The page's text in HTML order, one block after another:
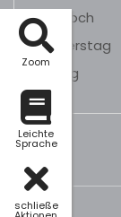
Zoom
Leichte
Sprache
schließe
Mittwoch
Donnerstag
Freitag